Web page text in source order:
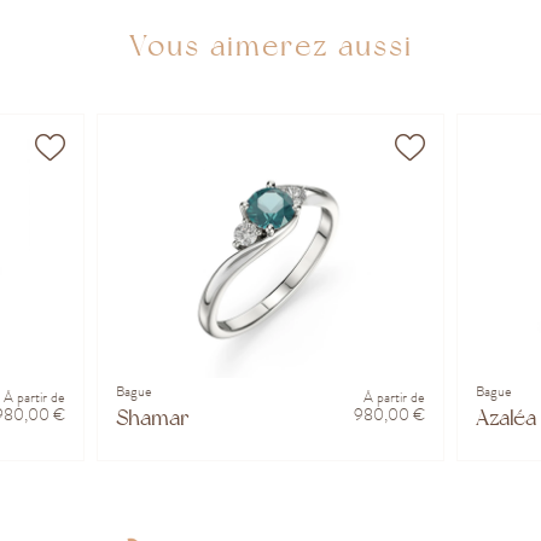
Vous aimerez aussi
À partir de
€
Bague
Shamar
À partir de
980,00 €
Bague
Azaléa